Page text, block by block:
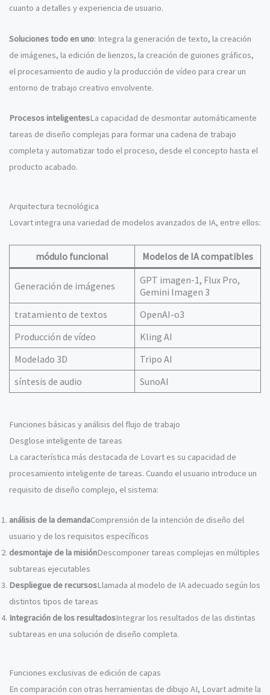
cuanto a detalles y experiencia de usuario.
Soluciones todo en uno: Integra la generación de texto, la creación
de imágenes, la edición de lienzos, la creación de guiones gráficos,
el procesamiento de audio y la producción de vídeo para crear un
entorno de trabajo creativo envolvente.
Procesos inteligentesLa capacidad de desmontar automáticamente
tareas de diseño complejas para formar una cadena de trabajo
completa y automatizar todo el proceso, desde el concepto hasta el
producto acabado.
Arquitectura tecnológica
Lovart integra una variedad de modelos avanzados de IA, entre ellos:
módulo funcional Modelos de IA compatibles
Generación de imágenes
GPT imagen-1, Flux Pro,
Gemini Imagen 3
tratamiento de textos
OpenAI-o3
Producción de vídeo
Kling AI
Modelado 3D
Tripo AI
síntesis de audio
SunoAI
Funciones básicas y análisis del flujo de trabajo
Desglose inteligente de tareas
La característica más destacada de Lovart es su capacidad de
procesamiento inteligente de tareas. Cuando el usuario introduce un
requisito de diseño complejo, el sistema:
análisis de la demandaComprensión de la intención de diseño del
usuario y de los requisitos específicos
desmontaje de la misiónDescomponer tareas complejas en múltiples
subtareas ejecutables
Despliegue de recursosLlamada al modelo de IA adecuado según los
distintos tipos de tareas
Integración de los resultadosIntegrar los resultados de las distintas
subtareas en una solución de diseño completa.
Funciones exclusivas de edición de capas
En comparación con otras herramientas de dibujo AI, Lovart admite la